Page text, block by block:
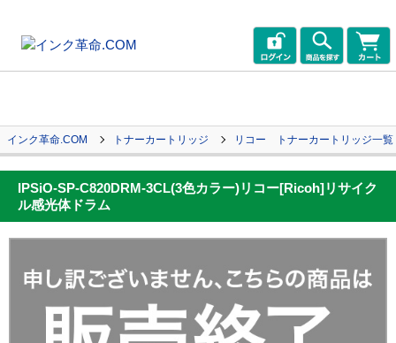
インク革命.COM トナーカートリッジ リコー トナーカートリッジ一覧
IPSiO-SP-C820DRM-3CL(3色カラー)リコー[Ricoh]リサイク
ル感光体ドラム